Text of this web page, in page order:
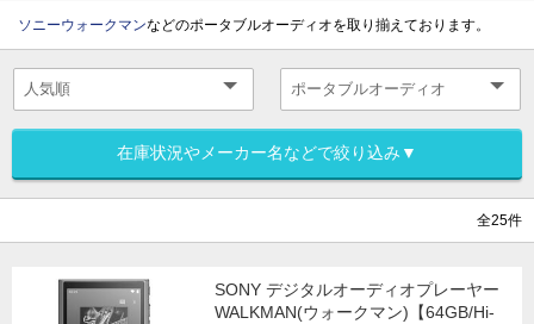
ソニーウォークマンなどのポータブルオーディオを取り揃えております。
在庫状況やメーカー名などで絞り込み▼
全25件
SONY デジタルオーディオプレーヤー
WALKMAN(ウォークマン)【64GB/Hi-